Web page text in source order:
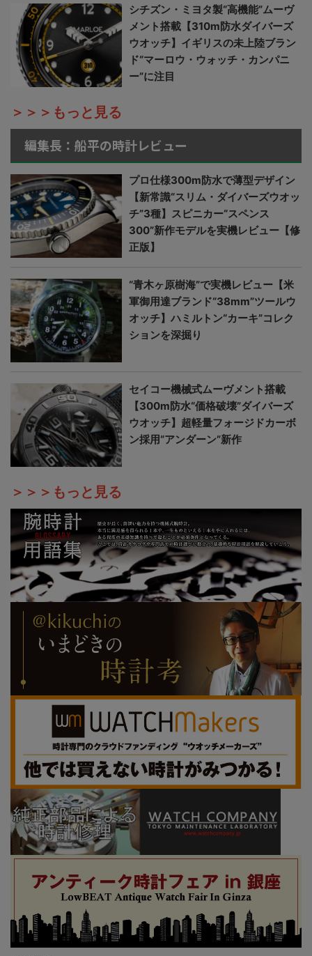
シチズン・ミヨタ製“高機能”ムーヴ
メント搭載【310m防水ダイバーズ
ウオッチ】イギリスの未上陸ブラン
ド“マーロウ・ウォッチ・カンパニ
ー”に注目
＞＞＞もっと見る
編集長：船平の時計レビュー
プロ仕様300m防水で薄型デザイン
【新常識“スリム・ダイバーズウオッ
チ”3種】スピニカー“スペンス
300”新作モデルを実機レビュー【修
正版】
“青木ヶ原樹海”で実機レビュー【米
軍御用達ブランド“38mm”ツールウ
オッチ】ハミルトン“カーキ”コレク
ションを深掘り
セイコー機械式ムーヴメント搭載
【300m防水“価格破壊”ダイバーズ
ウオッチ】超軽量フォージドカーボ
ン採用“アンダーン”新作
＞＞＞もっと見る